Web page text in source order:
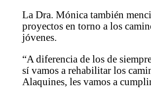
La Dra. Mónica también
proyectos en torno a los
jóvenes.
“A diferencia de los de
sí vamos a rehabilitar los
Alaquines, les vamos a